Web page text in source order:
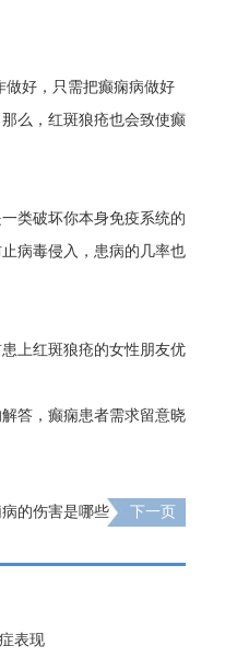
做好，只需把癫痫病做好
么，红斑狼疮也会致使癫
类破坏你本身免疫系统的
病毒侵入，患病的几率也
上红斑狼疮的女性朋友优
答，癫痫患者需求留意晓
的伤害是哪些 下一页
表现